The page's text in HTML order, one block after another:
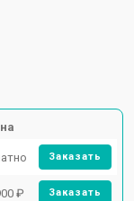
Заказать
₽ Заказать